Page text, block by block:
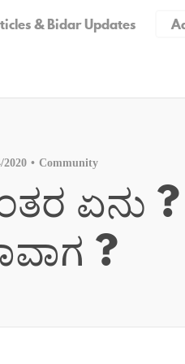
& Bidar Updates
2020 Community
ಏನು ?
?